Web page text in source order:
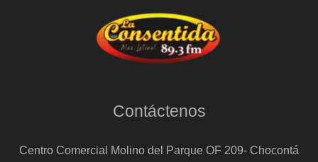
Contáctenos
Centro Comercial Molino del Parque OF 209- Chocontá